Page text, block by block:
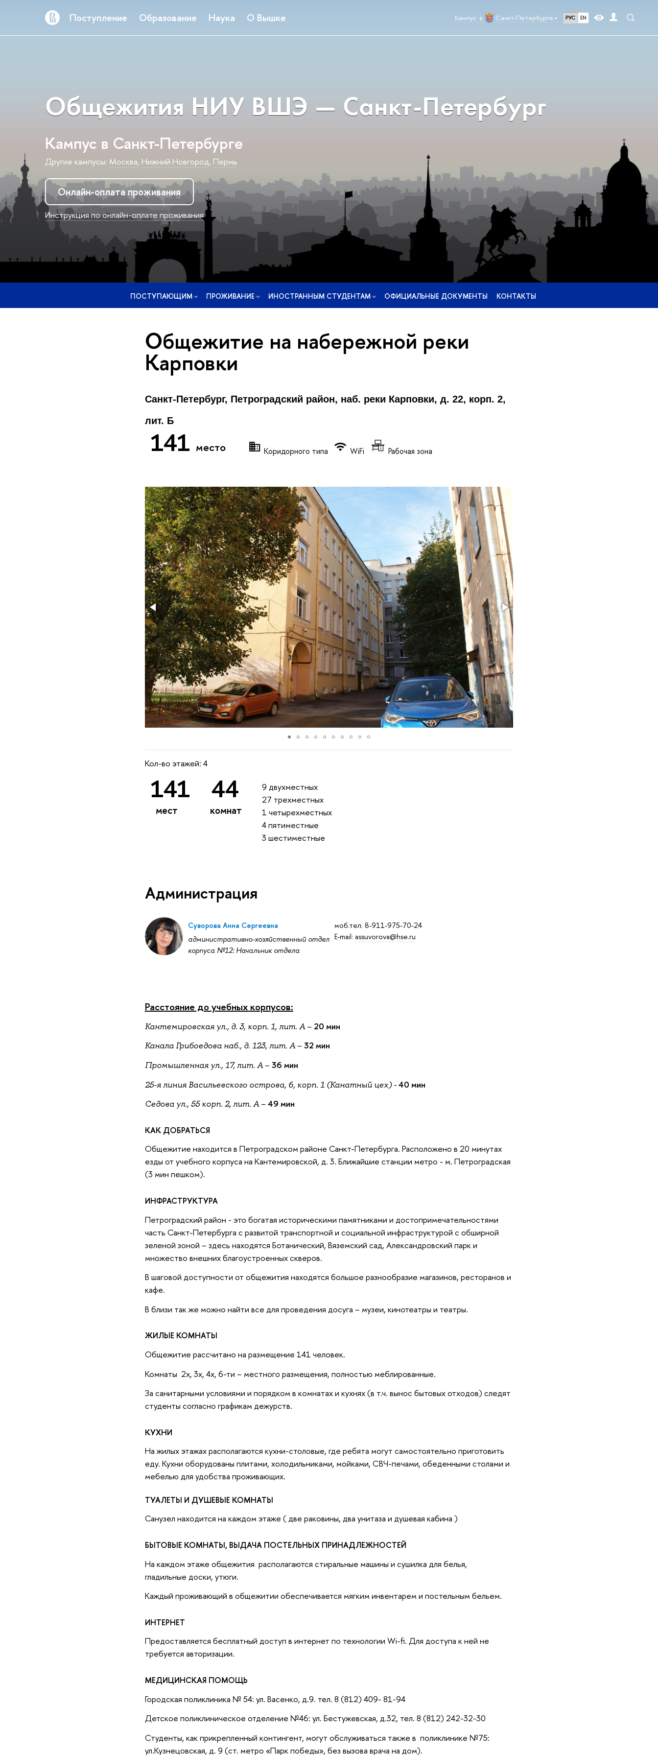
Поступление Образование Наука О Вышке Кампус в Санкт-Петербурге РУС EN
Общежития НИУ ВШЭ — Санкт-Петербург
Кампус в Санкт-Петербурге
Другие кампусы: Москва, Нижний Новгород, Пермь
Онлайн-оплата проживания
Инструкция по онлайн-оплате проживания
ПОСТУПАЮЩИМ ПРОЖИВАНИЕ ИНОСТРАННЫМ СТУДЕНТАМ ОФИЦИАЛЬНЫЕ ДОКУМЕНТЫ КОНТАКТЫ
Общежитие на набережной реки
Карповки
Санкт-Петербург, Петроградский район, наб. реки Карповки, д. 22, корп. 2,
лит. Б
141 место Коридорного типа WiFi Рабочая зона
Кол-во этажей: 4
141
мест
44
комнат
9 двухместных
27 трехместных
1 четырехместных
4 пятиместные
3 шестиместные
Администрация
Суворова Анна Сергеевна
административно-хозяйственный отдел
корпуса №12: Начальник отдела
моб.тел. 8-911-975-70-24
E-mail: assuvorova@hse.ru
Расстояние до учебных корпусов:
Кантемировская ул., д. 3, корп. 1, лит. А– 20 мин
Канала Грибоедова наб., д. 123, лит. А– 32 мин
Промышленная ул., 17, лит. А– 36 мин
25-я линия Васильевского острова, 6, корп. 1 (Канатный цех) -40 мин
Седова ул., 55 корп. 2, лит. А– 49 мин
КАК ДОБРАТЬСЯ
Общежитие находится в Петроградском районе Санкт-Петербурга. Расположено в 20 минутах
езды от учебного корпуса на Кантемировской, д. 3. Ближайшие станции метро - м. Петроградская
(3 мин пешком).
ИНФРАСТРУКТУРА
Петроградский район - это богатая историческими памятниками и достопримечательностями
часть Санкт-Петербурга с развитой транспортной и социальной инфраструктурой с обширной
зеленой зоной – здесь находятся Ботанический, Вяземский сад, Александровский парк и
множество внешних благоустроенных скверов.
В шаговой доступности от общежития находятся большое разнообразие магазинов, ресторанов и
кафе.
В близи так же можно найти все для проведения досуга – музеи, кинотеатры и театры.
ЖИЛЫЕ КОМНАТЫ
Общежитие рассчитано на размещение 141 человек.
Комнаты 2х, 3х, 4х, 6-ти – местного размещения, полностью меблированные.
За санитарными условиями и порядком в комнатах и кухнях (в т.ч. вынос бытовых отходов) следят
студенты согласно графикам дежурств.
КУХНИ
На жилых этажах располагаются кухни-столовые, где ребята могут самостоятельно приготовить
еду. Кухни оборудованы плитами, холодильниками, мойками, СВЧ-печами, обеденными столами и
мебелью для удобства проживающих.
ТУАЛЕТЫ И ДУШЕВЫЕ КОМНАТЫ
Санузел находится на каждом этаже ( две раковины, два унитаза и душевая кабина )
БЫТОВЫЕ КОМНАТЫ, ВЫДАЧА ПОСТЕЛЬНЫХ ПРИНАДЛЕЖНОСТЕЙ
На каждом этаже общежития располагаются стиральные машины и сушилка для белья,
гладильные доски, утюги.
Каждый проживающий в общежитии обеспечивается мягким инвентарем и постельным бельем.
ИНТЕРНЕТ
Предоставляется бесплатный доступ в интернет по технологии Wi-fi. Для доступа к ней не
требуется авторизации.
МЕДИЦИНСКАЯ ПОМОЩЬ
Городская поликлиника № 54: ул. Васенко, д.9. тел. 8 (812) 409- 81-94
Детское поликлиническое отделение №46: ул. Бестужевская, д.32, тел. 8 (812) 242-32-30
Студенты, как прикрепленный контингент, могут обслуживаться также в поликлинике №75:
ул.Кузнецовская, д. 9 (ст. метро «Парк победы», без вызова врача на дом).